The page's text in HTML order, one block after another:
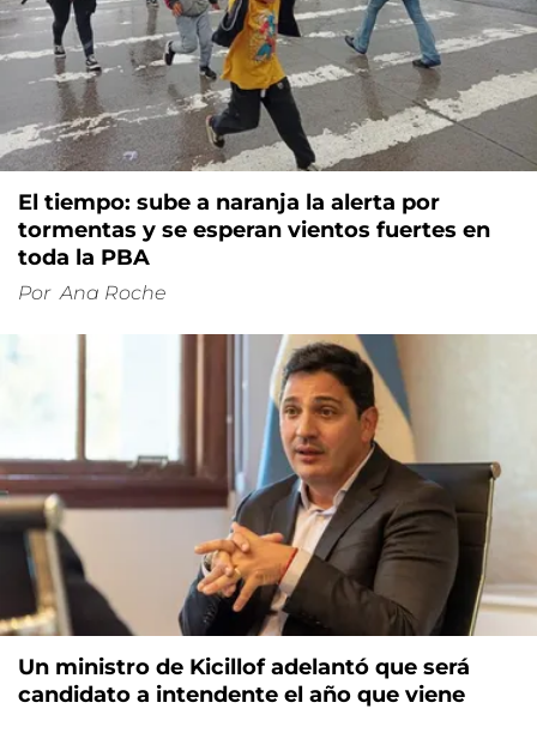
El tiempo: sube a naranja la alerta por
tormentas y se esperan vientos fuertes en
toda la PBA
Por Ana Roche
Un ministro de Kicillof adelantó que será
candidato a intendente el año que viene